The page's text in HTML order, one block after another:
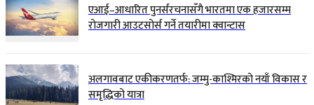
एआई–आधारित पुनर्संरचनासँगै भारतमा एक हजारसम्म
रोजगारी आउटसोर्स गर्ने तयारीमा क्वान्टास
अलगावबाट एकीकरणतर्फ: जम्मु-काश्मिरको नयाँ विकास र
समृद्धिको यात्रा